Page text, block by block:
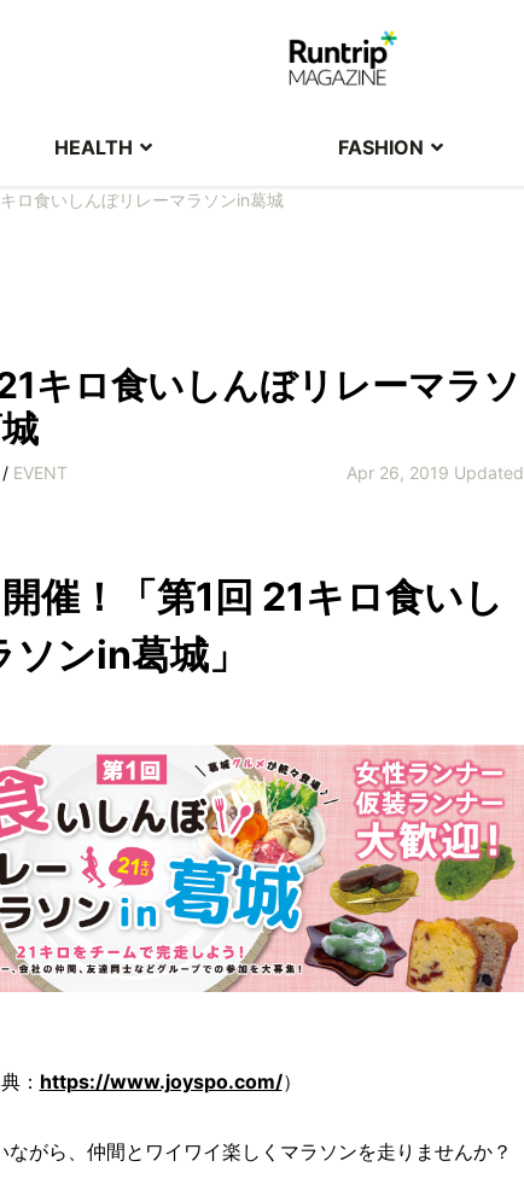
HEALTH FASHION
ロ食いしんぼリレーマラソンin葛城
キロ食いしんぼリレーマラソ
/ EVENT Apr 26, 2019 Updated
催！「第1回 21キロ食いし
ンin葛城」
： https://www.joyspo.com/）
がら、仲間とワイワイ楽しくマラソンを走りませんか？